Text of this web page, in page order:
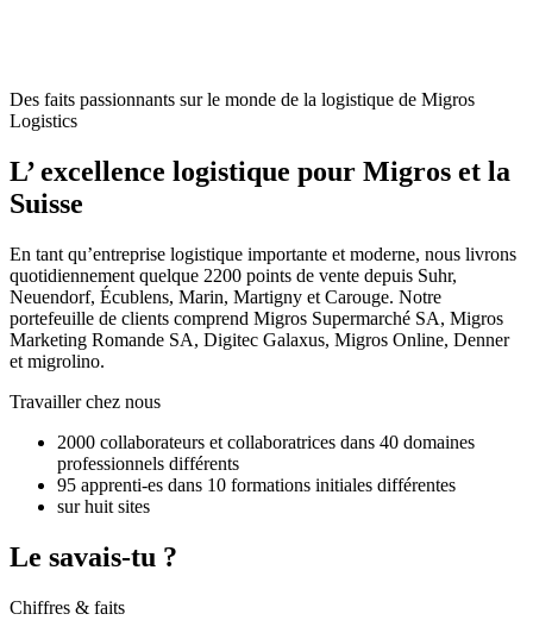
Des faits passionnants sur le monde de la logistique de Migros
Logistics
L’ excellence logistique pour Migros et la
Suisse
En tant qu’entreprise logistique importante et moderne, nous livrons
quotidiennement quelque 2200 points de vente depuis Suhr,
Neuendorf, Écublens, Marin, Martigny et Carouge. Notre
portefeuille de clients comprend Migros Supermarché SA, Migros
Marketing Romande SA, Digitec Galaxus, Migros Online, Denner
et migrolino.
Travailler chez nous
2000 collaborateurs et collaboratrices dans 40 domaines
professionnels différents
95 apprenti-es dans 10 formations initiales différentes
sur huit sites
Le savais-tu ?
Chiffres & faits